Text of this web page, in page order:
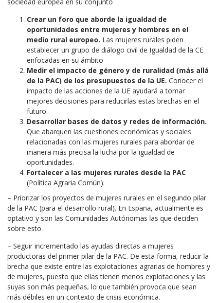
Crear un foro que aborde la igualdad de
oportunidades entre mujeres y hombres en el
medio rural europeo. Las mujeres rurales piden
establecer un grupo de diálogo civil de Igualdad de la CE
enfocadas en su ámbito
Medir el impacto de género y de ruralidad (más allá
de la PAC) de los presupuestos de la UE. Conocer el
impacto de las acciones de la UE ayudará a tomar
mejores decisiones para reducirlas estas brechas en el
futuro.
Desarrollar bases de datos y redes de información.
Que abarquen las cuestiones económicas y sociales
relacionadas con las mujeres rurales para abordar de
manera más precisa la lucha por la igualdad de
oportunidades.
Fortalecer a las mujeres rurales desde la PAC
(Política Agraria Común):
– Priorizar los proyectos de mujeres rurales en el segundo pilar
de la PAC (para el desarrollo rural). En España, actualmente es
optativo y son las Comunidades Autónomas las que deciden
sobre esto.
– Seguir incrementado las ayudas directas a mujeres
productoras del primer pilar de la PAC. De esta forma, reducir la
brecha que existe entre las explotaciones agrarias de hombres y
de mujeres, puesto que ellas tienen menos explotaciones y las
suyas son más pequeñas, lo que también provoca que sean
más débiles en un contexto de crisis económica.